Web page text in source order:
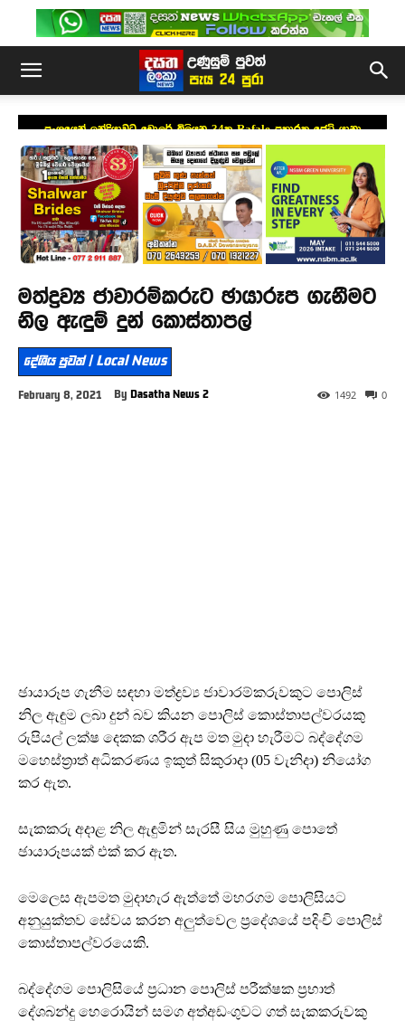
ප්‍රංශයෙන් ඉන්දියාවට ඩොලර් බිලියන 34ක Rafale ප්‍රහාරක ජෙට් යානා
යෝජනාවක්
මත්ද්‍රව්‍ය ජාවාරම්කරුට ඡායාරූප ගැනීමට
නිල ඇඳුම් දුන් කොස්තාපල්
දේශීය පුවත් | Local News
February 8, 2021 By Dasatha News 2 0
1492
ඡායාරූප ගැනීම සඳහා මත්ද්‍රව්‍ය ජාවාරම්කරුවකුට පොලිස්
නිල ඇඳුම ලබා දුන් බව කියන පොලිස් කොස්තාපල්වරයකු
රුපියල් ලක්ෂ දෙකක ශරීර ඇප මත මුදා හැරීමට බද්දේගම
මහෙස්ත්‍රාත් අධිකරණය ඉකුත් සිකුරාදා (05 වැනිදා) නියෝග
කර ඇත.
සැකකරු අදාළ නිල ඇඳුමින් සැරසී සිය මුහුණු පොතේ
ඡායාරූපයක් එක් කර ඇත.
මෙලෙස ඇපමත මුදාහැර ඇත්තේ මහරගම පොලිසියට
අනුයුක්තව සේවය කරන අලුත්වෙල ප්‍රදේශයේ පදිංචි පොලිස්
කොස්තාපල්වරයෙකි.
බද්දේගම පොලිසියේ ප්‍රධාන පොලිස් පරීක්ෂක ප්‍රභාත්
දේශබන්දු හෙරොයින් සමග අත්අඩංගුවට ගත් සැකකරුවකු